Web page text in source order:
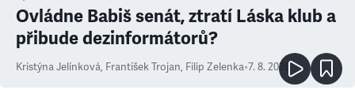
Ovládne Babiš senát, ztratí Láska klub a
přibude dezinformátorů?
Kristýna Jelínková, František Trojan, Filip Zelenka•7. 8. 2026